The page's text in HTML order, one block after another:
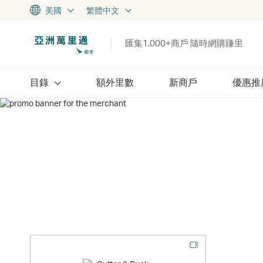
美國 繁體中文
匯集1,000+商戶 隨時網購賺里
目錄 額外里數 新商戶 優惠推